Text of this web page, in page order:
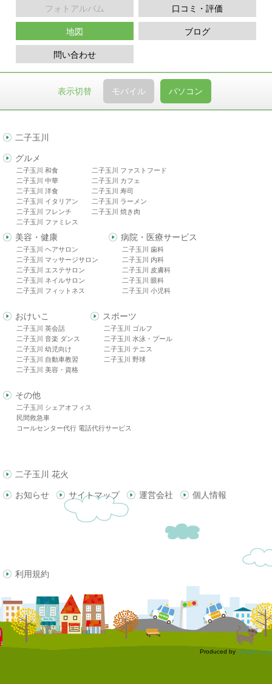
フォトアルバム 口コミ・評価
地図 ブログ
問い合わせ
表示切替 モバイル パソコン
二子玉川
グルメ
二子玉川 和食
二子玉川 中華
二子玉川 洋食
二子玉川 イタリアン
二子玉川 フレンチ
二子玉川 ファミレス
二子玉川 ファストフード
二子玉川 カフェ
二子玉川 寿司
二子玉川 ラーメン
二子玉川 焼き肉
美容・健康
二子玉川 ヘアサロン
二子玉川 マッサージサロン
二子玉川 エステサロン
二子玉川 ネイルサロン
二子玉川 フィットネス
病院・医療サービス
二子玉川 歯科
二子玉川 内科
二子玉川 皮膚科
二子玉川 眼科
二子玉川 小児科
おけいこ
二子玉川 英会話
二子玉川 音楽 ダンス
二子玉川 幼児向け
二子玉川 自動車教習
二子玉川 美容・資格
スポーツ
二子玉川 ゴルフ
二子玉川 水泳・プール
二子玉川 テニス
二子玉川 野球
その他
二子玉川 シェアオフィス
民間救急車
コールセンター代行 電話代行サービス
二子玉川 花火
お知らせ サイトマップ 運営会社 個人情報
利用規約
Produced by delight.ne.jp